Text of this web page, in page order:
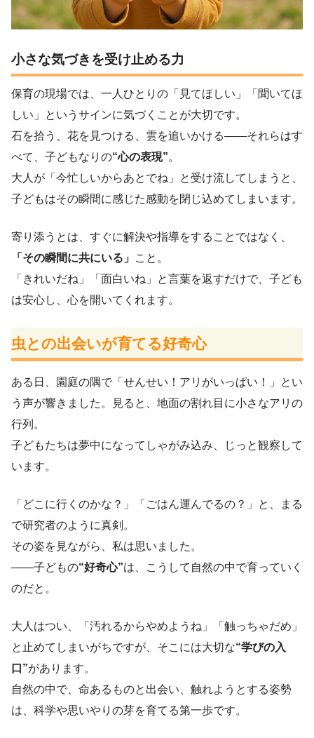
小さな気づきを受け止める力
保育の現場では、一人ひとりの「見てほしい」「聞いてほ
しい」というサインに気づくことが大切です。
石を拾う、花を見つける、雲を追いかける——それらはす
べて、子どもなりの“心の表現”。
大人が「今忙しいからあとでね」と受け流してしまうと、
子どもはその瞬間に感じた感動を閉じ込めてしまいます。
寄り添うとは、すぐに解決や指導をすることではなく、
「その瞬間に共にいる」 こと。
「きれいだね」「面白いね」と言葉を返すだけで、子ども
は安心し、心を開いてくれます。
虫との出会いが育てる好奇心
ある日、園庭の隅で「せんせい！アリがいっぱい！」とい
う声が響きました。見ると、地面の割れ目に小さなアリの
行列。
子どもたちは夢中になってしゃがみ込み、じっと観察して
います。
「どこに行くのかな？」「ごはん運んでるの？」と、まる
で研究者のように真剣。
その姿を見ながら、私は思いました。
——子どもの“好奇心”は、こうして自然の中で育っていく
のだと。
大人はつい、「汚れるからやめようね」「触っちゃだめ」
と止めてしまいがちですが、そこには大切な“学びの入
口”があります。
自然の中で、命あるものと出会い、触れようとする姿勢
は、科学や思いやりの芽を育てる第一歩です。